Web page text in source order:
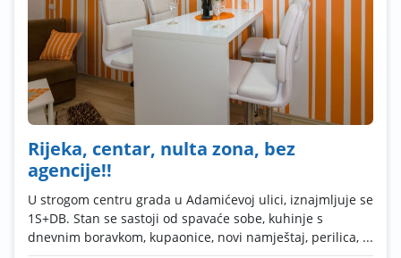
Rijeka, centar, nulta zona, bez
agencije!!
U strogom centru grada u Adamićevoj ulici, iznajmljuje se
1S+DB. Stan se sastoji od spavaće sobe, kuhinje s
dnevnim boravkom, kupaonice, novi namještaj, perilica, ...